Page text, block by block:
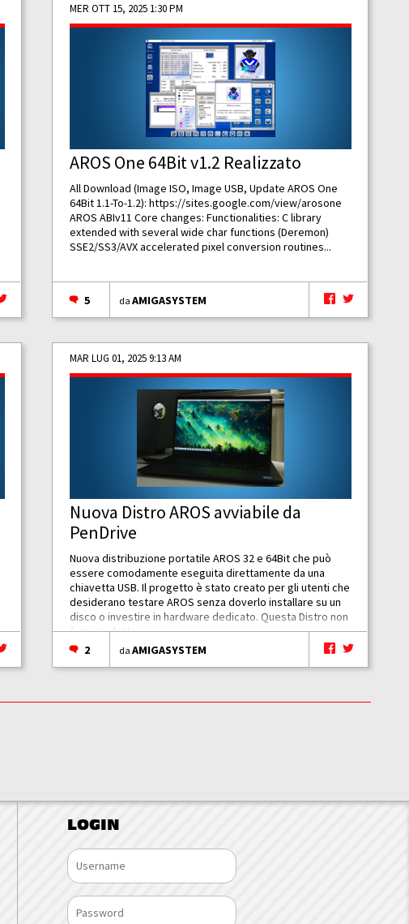
MER OTT 15, 2025 1:30 PM
AROS One 64Bit v1.2 Realizzato
All Download (Image ISO, Image USB, Update AROS One
64Bit 1.1-To-1.2): https://sites.google.com/view/arosone
AROS ABIv11 Core changes: Functionalities: C library
extended with several wide char functions (Deremon)
SSE2/SS3/AVX accelerated pixel conversion routines...
5 daAMIGASYSTEM
MAR LUG 01, 2025 9:13 AM
Nuova Distro AROS avviabile da
PenDrive
Nuova distribuzione portatile AROS 32 e 64Bit che può
essere comodamente eseguita direttamente da una
chiavetta USB. Il progetto è stato creato per gli utenti che
desiderano testare AROS senza doverlo installare su un
disco o investire in hardware dedicato. Questa Distro non
è un prodotto...
2
daAMIGASYSTEM
LOGIN